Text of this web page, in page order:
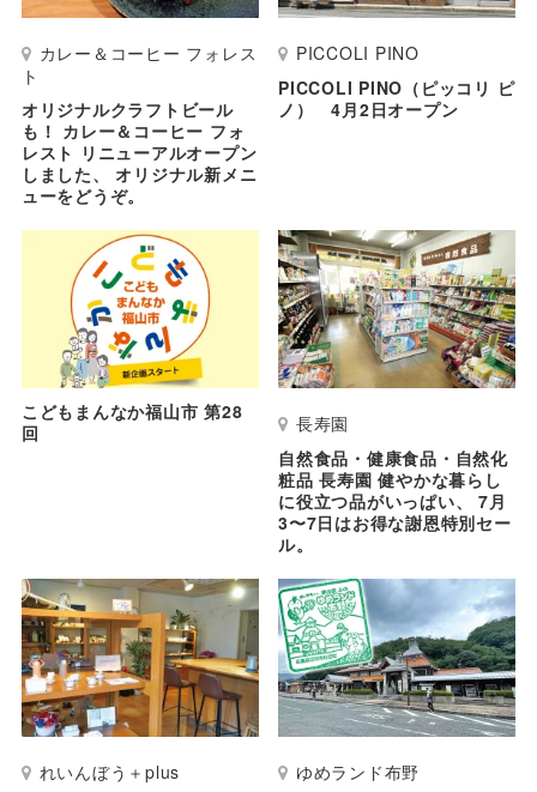
カレー＆コーヒー フォレス
ト
オリジナルクラフトビール
も！ カレー＆コーヒー フォ
レスト リニューアルオープン
しました、 オリジナル新メニ
ューをどうぞ。
PICCOLI PINO
PICCOLI PINO（ピッコリ ピ
ノ） 4月2日オープン
こどもまんなか福山市 第28
回
長寿園
自然食品・健康食品・自然化
粧品 長寿園 健やかな暮らし
に役立つ品がいっぱい、 7月
3〜7日はお得な謝恩特別セー
ル。
れいんぼう＋plus
ゆめランド布野